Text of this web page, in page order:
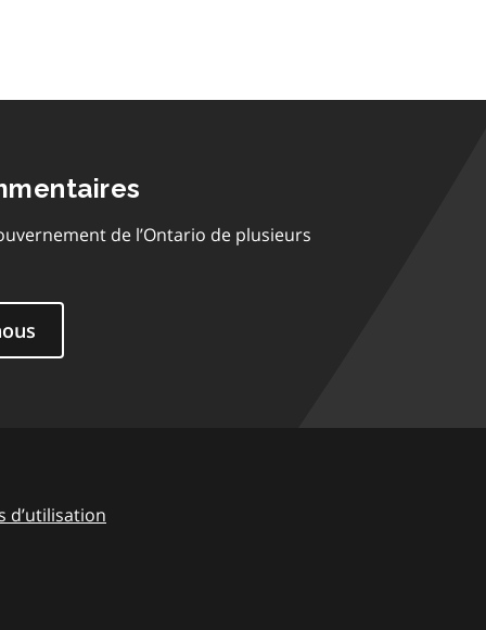
de l’Ontario de plusieurs
d’utilisation